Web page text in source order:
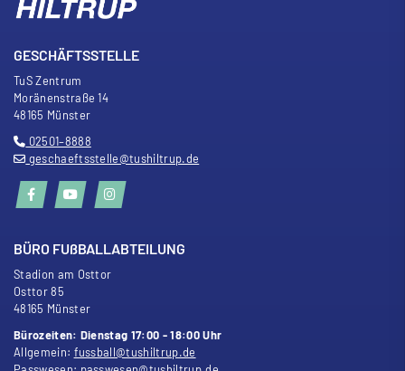
GESCHÄFTSSTELLE
TuS Zentrum
Moränenstraße 14
48165 Münster
02501–8888
geschaeftsstelle@tushiltrup.de
BÜRO FUßBALLABTEILUNG
Stadion am Osttor
Osttor 85
48165 Münster
Bürozeiten: Dienstag 17:00 - 18:00 Uhr
Allgemein: fussball@tushiltrup.de